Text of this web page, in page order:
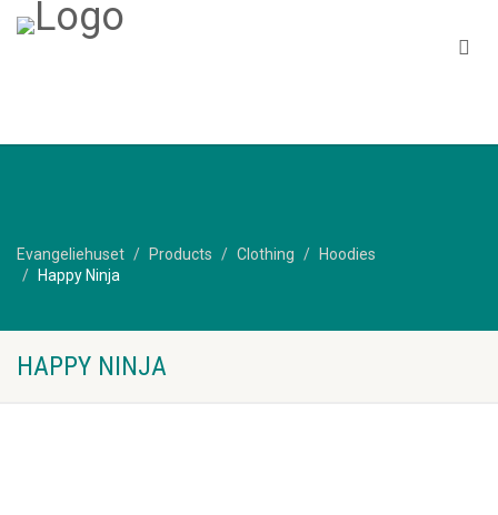
Evangeliehuset Products Clothing
Hoodies
Happy Ninja
HAPPY NINJA